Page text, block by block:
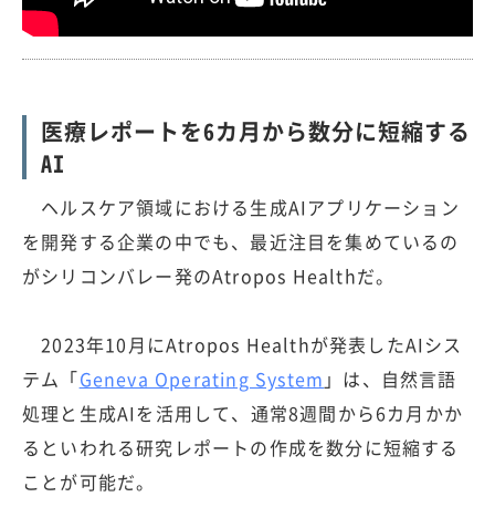
医療レポートを6カ月から数分に短縮する
AI
ヘルスケア領域における生成AIアプリケーション
を開発する企業の中でも、最近注目を集めているの
がシリコンバレー発のAtropos Healthだ。
2023年10月にAtropos Healthが発表したAIシス
テム「Geneva Operating System 」は、自然言語
処理と生成AIを活用して、通常8週間から6カ月かか
るといわれる研究レポートの作成を数分に短縮する
ことが可能だ。